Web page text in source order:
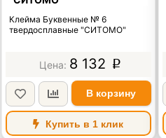
Клейма Буквенные № 6
твердосплавные "СИТОМО"
8 132 p
В корзину
Купить в 1 клик